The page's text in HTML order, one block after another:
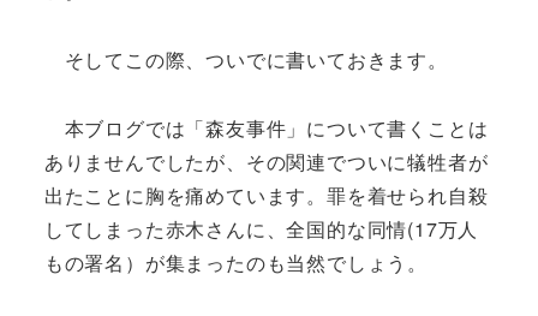
そしてこの際、ついでに書いておきます。
本ブログでは「森友事件」について書くことは
ありませんでしたが、その関連でついに犠牲者が
出たことに胸を痛めています。罪を着せられ自殺
してしまった赤木さんに、全国的な同情(17万人
もの署名）が集まったのも当然でしょう。